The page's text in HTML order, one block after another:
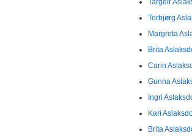
Targeir
Torbjørg
Margreta
Brita
Carin
Gunna
Ingri
Kari
Brita